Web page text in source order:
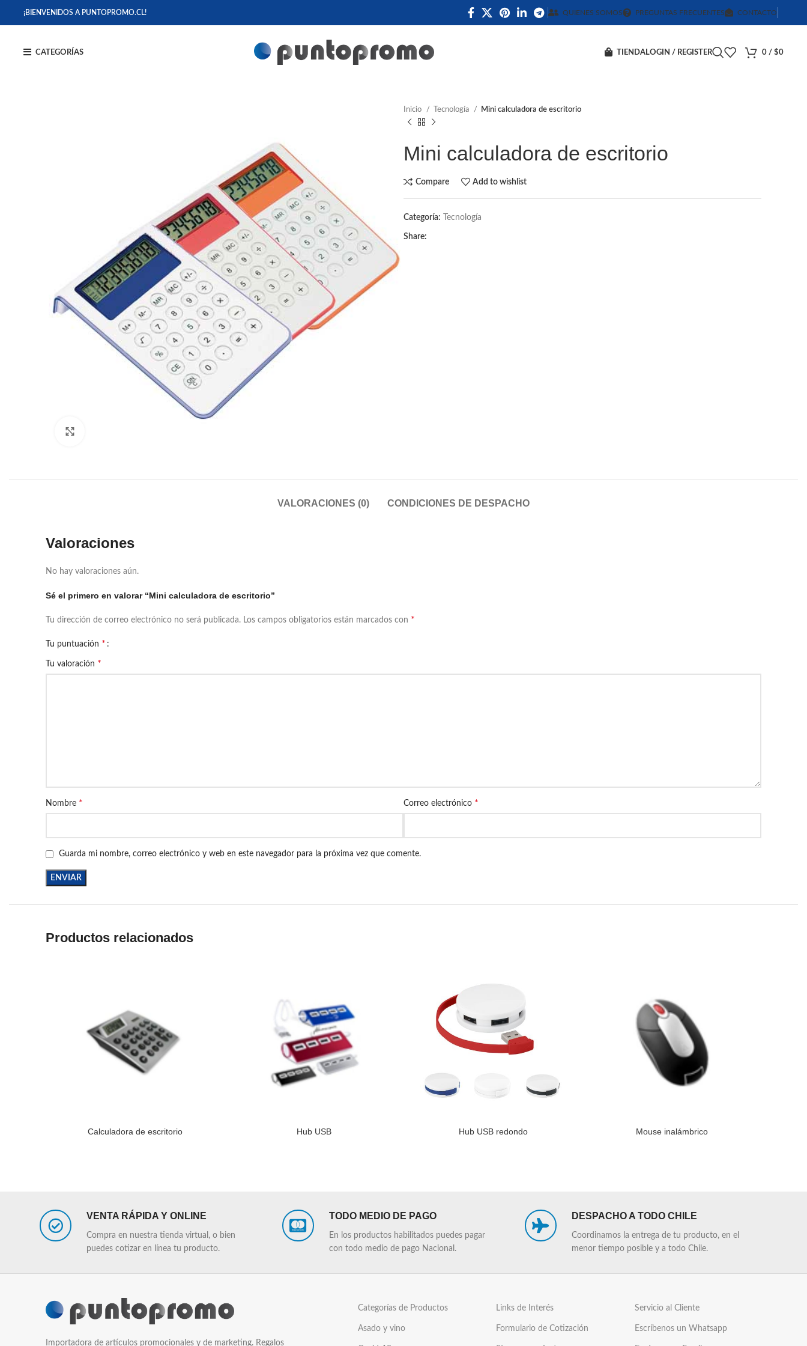
¡BIENVENIDOS A PUNTOPROMO.CL! QUIENES SOMOS PREGUNTAS FRECUENTES CONTACTO
CATEGORÍAS TIENDA LOGIN / REGISTER 0 / $0
Inicio Tecnología Mini calculadora de escritorio
Mini calculadora de escritorio
Compare Add to wishlist
Categoría: Tecnología
Share:
VALORACIONES (0) CONDICIONES DE DESPACHO
Valoraciones
No hay valoraciones aún.
Sé el primero en valorar “Mini calculadora de escritorio”
Tu dirección de correo electrónico no será publicada. Los campos obligatorios están marcados con *
Tu puntuación *
Tu valoración *
Nombre * Correo electrónico *
Guarda mi nombre, correo electrónico y web en este navegador para la próxima vez que comente.
Productos relacionados
Calculadora de escritorio Hub USB Hub USB redondo Mouse inalámbrico
VENTA RÁPIDA Y ONLINE
Compra en nuestra tienda virtual, o bien
puedes cotizar en línea tu producto.
TODO MEDIO DE PAGO
En los productos habilitados puedes pagar
con todo medio de pago Nacional.
DESPACHO A TODO CHILE
Coordinamos la entrega de tu producto, en el
menor tiempo posible y a todo Chile.
Importadora de artículos promocionales y de marketing. Regalos
Categorías de Productos
Asado y vino
Links de Interés
Formulario de Cotización
Servicio al Cliente
Escríbenos un Whatsapp